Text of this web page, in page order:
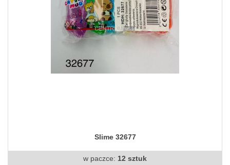
Slime 32677
w paczce: 12 sztuk